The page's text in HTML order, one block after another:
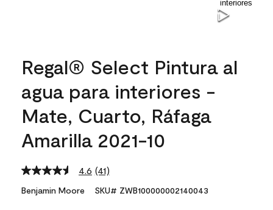
Regal® Select Pintura al
agua para interiores -
Mate, Cuarto, Ráfaga
Amarilla 2021-10
4.6 Read
41
Reviews.
(41)
Benjamin Moore SKU# ZWB100000002140043